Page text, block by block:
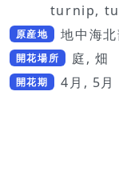
turnip,
原産地 地中海北
開花場所 庭, 畑
開花期 4月, 5月